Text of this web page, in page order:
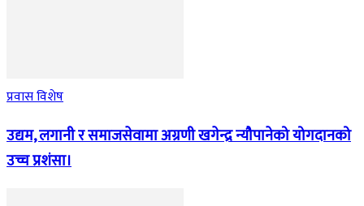
प्रवास विशेष
उद्यम, लगानी र समाजसेवामा अग्रणी खगेन्द्र न्यौपानेको योगदानको
उच्च प्रशंसा।